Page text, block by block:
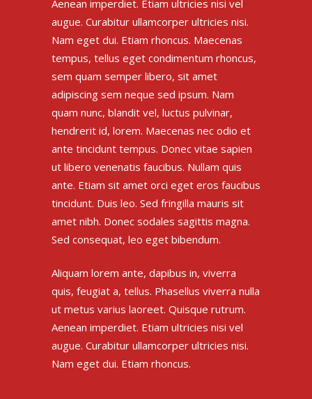
Aenean imperdiet. Etiam ultricies nisi vel
augue. Curabitur ullamcorper ultricies nisi.
Nam eget dui. Etiam rhoncus. Maecenas
tempus, tellus eget condimentum rhoncus,
sem quam semper libero, sit amet
adipiscing sem neque sed ipsum. Nam
quam nunc, blandit vel, luctus pulvinar,
hendrerit id, lorem. Maecenas nec odio et
ante tincidunt tempus. Donec vitae sapien
ut libero venenatis faucibus. Nullam quis
ante. Etiam sit amet orci eget eros faucibus
tincidunt. Duis leo. Sed fringilla mauris sit
amet nibh. Donec sodales sagittis magna.
Sed consequat, leo eget bibendum.
Aliquam lorem ante, dapibus in, viverra
quis, feugiat a, tellus. Phasellus viverra nulla
ut metus varius laoreet. Quisque rutrum.
Aenean imperdiet. Etiam ultricies nisi vel
augue. Curabitur ullamcorper ultricies nisi.
Nam eget dui. Etiam rhoncus.